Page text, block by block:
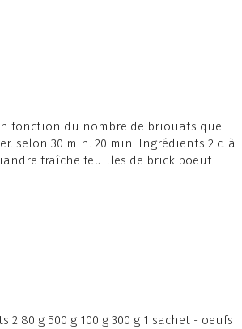
fonction du nombre de briouats que
selon 30 min. 20 min. Ingrédients 2 c. à
fraîche feuilles de brick boeuf
80 g 500 g 100 g 300 g 1 sachet - oeufs